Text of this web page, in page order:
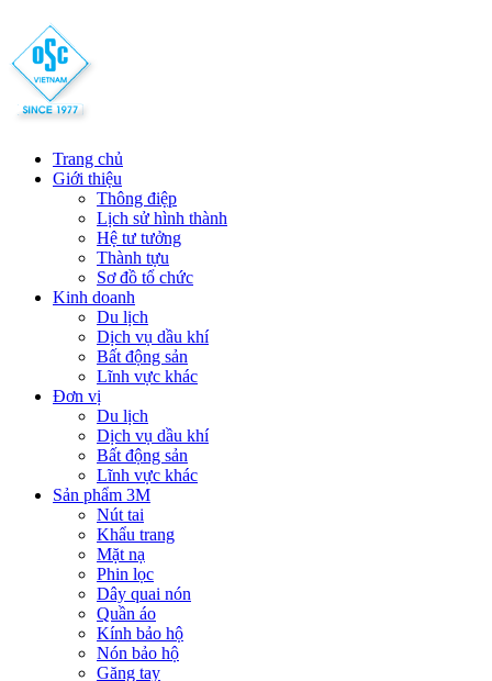
Trang chủ
Giới thiệu
Thông điệp
Lịch sử hình thành
Hệ tư tưởng
Thành tựu
Sơ đồ tổ chức
Kinh doanh
Du lịch
Dịch vụ dầu khí
Bất động sản
Lĩnh vực khác
Đơn vị
Du lịch
Dịch vụ dầu khí
Bất động sản
Lĩnh vực khác
Sản phẩm 3M
Nút tai
Khẩu trang
Mặt nạ
Phin lọc
Dây quai nón
Quần áo
Kính bảo hộ
Nón bảo hộ
Găng tay